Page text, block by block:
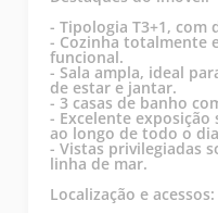
- Tipologia T3+1, com
- Cozinha totalmente
funcional.
- Sala ampla, ideal
de estar e jantar.
- 3 casas de banho
- Excelente
ao longo de todo o
- Vistas privilegiadas
linha de mar.
Localização e acessos: